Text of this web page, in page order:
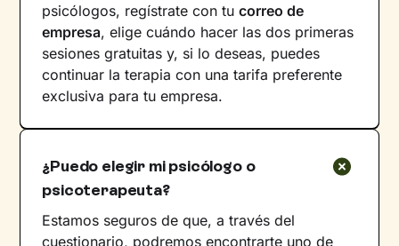
psicólogos, regístrate con tucorreo de
empresa, elige cuándo hacer las dos primeras
sesiones gratuitas y, si lo deseas, puedes
continuar la terapia con una tarifa preferente
exclusiva para tu empresa.
¿Puedo elegir mi psicólogo o
psicoterapeuta?
Estamos seguros de que, a través del
cuestionario, podremos encontrarte uno de